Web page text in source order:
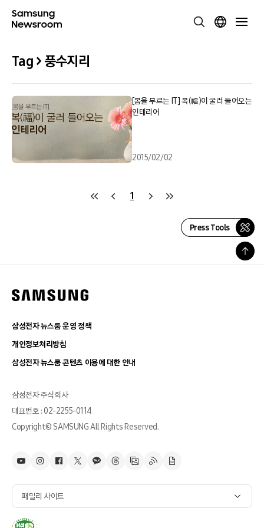
Tag > 풍수지리
[봄을 부르는 IT] 복(福)이 굴러 들어오는
인테리어
2015/02/02
1
Press Tools
삼성전자 뉴스룸 운영 정책
개인정보처리방침
삼성전자 뉴스룸 콘텐츠 이용에 대한 안내
삼성전자 주식회사
대표번호 : 02-2255-0114
Copyright© SAMSUNG All Rights Reserved.
패밀리 사이트